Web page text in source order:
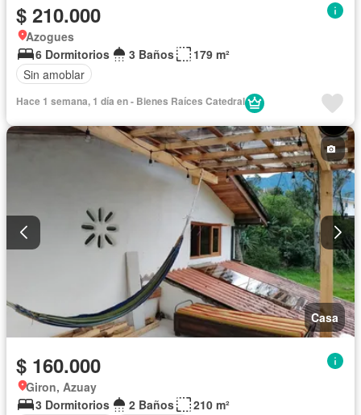
$ 210.000
Azogues
6 Dormitorios
3 Baños
179 m²
Sin amoblar
Hace 1 semana, 1 día en - Bienes Raíces Catedral
Casa
$ 160.000
Giron, Azuay
3 Dormitorios
2 Baños
210 m²